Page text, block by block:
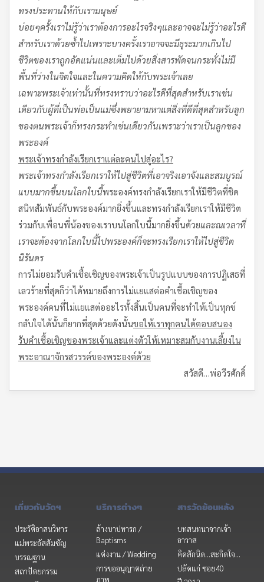
ทรงประทานให้กับเรามนุษย์
บ่อยๆครั้งเราไม่รู้ว่าเราต้องการอะไรจริงๆและอาจจะไม่รู้ว่าอะไรดี
สำหรับเราด้วยซ้ำไปเพราะบางครั้งเราอาจจะมีธุระมากเกินไป
ชีวิตของเราถูกอัดแน่นและเต็มไปด้วยสิ่งสารพัดจนกระทั่งไม่มี
พื้นที่ว่างในจิตใจและในความคิดให้กับพระเจ้าเลย
เฉพาะพระเจ้าเท่านั้นที่ทรงทราบว่าอะไรดีที่สุดสำหรับเราเช่น
เดียวกับผู้ที่เป็นพ่อเป็นแม่ซึ่งพยายามหาแต่สิ่งที่ดีที่สุดสำหรับลูก
ของตนพระเจ้าก็ทรงกระทำเช่นเดียวกันเพราะว่าเราเป็นลูกของ
พระองค์
พระเจ้าทรงกำลังเรียกเราแต่ละคนไปสู่อะไร?
พระเจ้าทรงกำลังเรียกเราให้ไปสู่ชีวิตที่เอาจริงเอาจังและสมบูรณ์
แบบมากขึ้นบนโลกใบนี้พระองค์ทรงกำลังเรียกเราให้มีชีวิตที่ชิด
สนิทสัมพันธ์กับพระองค์มากยิ่งขึ้นและทรงกำลังเรียกเราให้มีชีวิต
ร่วมกับเพื่อนพี่น้องของเราบนโลกใบนี้มากยิ่งขึ้นด้วยและณเวลาที่
เราจะต้องจากโลกใบนี้ไปพระองค์ก็จะทรงเรียกเราให้ไปสู่ชีวิต
นิรันดร
การไม่ยอมรับคำเชื้อเชิญของพระเจ้าเป็นรูปแบบของการปฏิเสธที่
เลวร้ายที่สุดก็ว่าได้หมายถึงการไม่แยแสต่อคำเชื้อเชิญของ
พระองค์คนที่ไม่แยแสต่ออะไรทั้งสิ้นเป็นคนที่จะทำให้เป็นทุกข์
กลับใจได้นั้นก็ยากที่สุดด้วยดังนั้นขอให้เราทุกคนได้ตอบสนอง
รับคำเชื้อเชิญของพระเจ้าและแต่งตัวให้เหมาะสมกับงานเลี้ยงใน
พระอาณาจักรสวรรค์ของพระองค์ด้วย
สวัสดี…พ่อวีรศักดิ์
เกี่ยวกับวัดฯ
ประวัติอาสนวิหาร
แม่พระอัสสัมชัญ
บรรณฐาน
สถาปัตยกรรม
บริการต่างๆ
ล้างบาปทารก /
Baptisms
แต่งงาน / Wedding
การขออนุญาตถ่าย
ภาพ
สารวัดย้อนหลัง
บทสนทนาจากเจ้า
อาวาส
คิดสักนิด...สะกิดใจ...
ปลัดแก่ ซอย40